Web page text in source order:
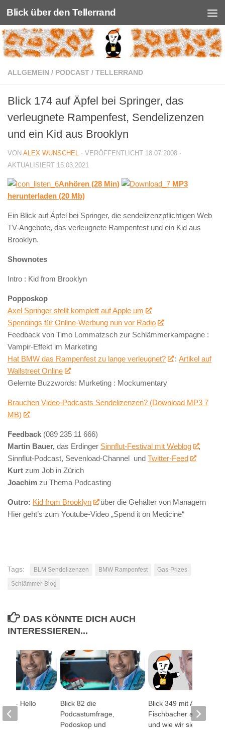
Unter dem Inhalt
Blick über den Tellerrand
ALLGEMEIN / PODCAST / TELLERRAND
Blick 174 auf Äpfel bei Springer, das
verleugnete Rampenfest, Sendelizenzen
und ein Kid aus Brooklyn
VON ALEX WUNSCHEL · VERÖFFENTLICHT 18.07.2008 ·
AKTUALISIERT 15.03.2021
Anhören (28 Min)
MP3
herunterladen (20 Mb)
Ein Blick auf Äpfel bei Springer, die sendelizenzpflichtigen Web
TV-Angebote, das verleugnete Rampenfest und ein Kid aus
Brooklyn.
Shownotes
Intro : Kid from Brooklyn
Popposkop
Axel Springer stellt komplett auf Apple um
Spendings für Online-Werbung nun vor Radio
Feedback von Timo Lommatzsch zur Schlämmerkampagne :
Vampir-Effekt im Marketing
Hat BMW das Rampenfest zu lange verleugnet?
:Artikel auf
Wallstreet Online
Gelernte Buzzwords: Murketing : Mockumentary
Brauchen Video-Podcasts Sendelizenzen? (Download MP3 7
MB)
Feedback (089 235 11 666)
Martin Bauer, das Erdinger Sinnflut-Festival mit Weblog
,
Sinnflut-Podcast, Sevenload-Channel und Twitter-Feed
Kurt zum Job in Zürich
Joachim zu Thema Podcasting
Outro: Kid from Brooklyn
über die Gehälter von Managern
Hier geht’s zum Youtube-Video „Spend it on Medicine“
Tags: BLM Sendelizenzen BMW Rampenfest
Gas-Prizes
Schlämmer-Blog
DAS KÖNNTE DICH AUCH
INTERESSIEREN...
Blick 82 die
Podcastumfrage,
Podoskop und
Blick 349 mit Arno
Fischbacher auf Ähms
und wie wir sie
– Hello